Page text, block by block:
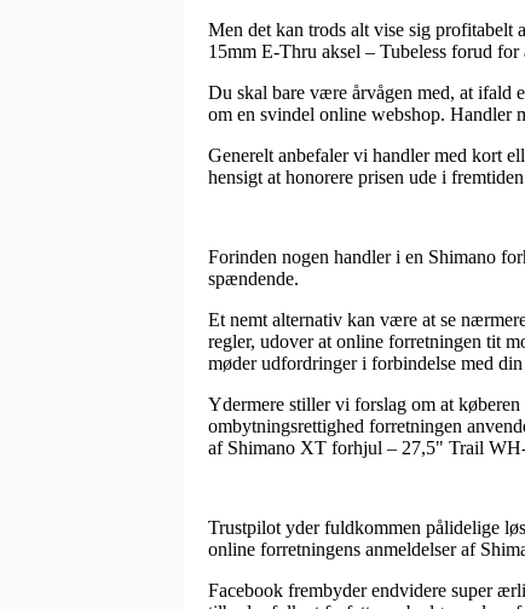
Men det kan trods alt vise sig
15mm E-Thru aksel – Tubeless forud
Du skal bare være årvågen med, at ifald
om en svindel online webshop. Handler
Generelt anbefaler vi handler med kort
hensigt at honorere prisen ude i
Forinden nogen handler i en Shimano
spændende.
Et nemt alternativ kan være at se
regler, udover at online forretningen tit
møder udfordringer i forbindelse med din
Ydermere stiller vi forslag om at
ombytningsrettighed forretningen
af Shimano XT forhjul – 27,5" Trail
Trustpilot yder fuldkommen pålidelige
online forretningens anmeldelser af
Facebook frembyder endvidere super